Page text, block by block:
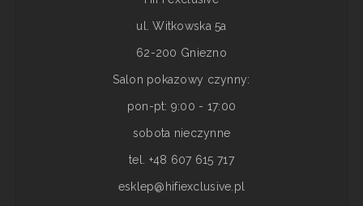
ul. Witkowska 5a
62-200 Gniezno
Salon pokazowy czynny:
pon-pt: 9:00 - 17:00
sobota nieczynne
tel. +48 607 615 717
esklep@hifiexclusive.pl